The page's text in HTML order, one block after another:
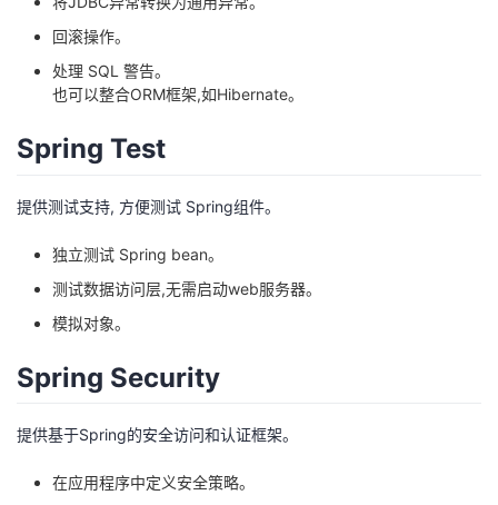
回滚操作。
处理 SQL 警告。
也可以整合ORM框架,如Hibernate。
Spring Test
提供测试支持, 方便测试 Spring组件。
独立测试 Spring bean。
测试数据访问层,无需启动web服务器。
模拟对象。
Spring Security
提供基于Spring的安全访问和认证框架。
在应用程序中定义安全策略。